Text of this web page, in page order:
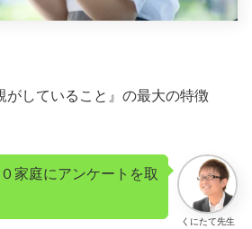
がしていること』の最大の特徴
くにたて先生
家庭にアンケートを取